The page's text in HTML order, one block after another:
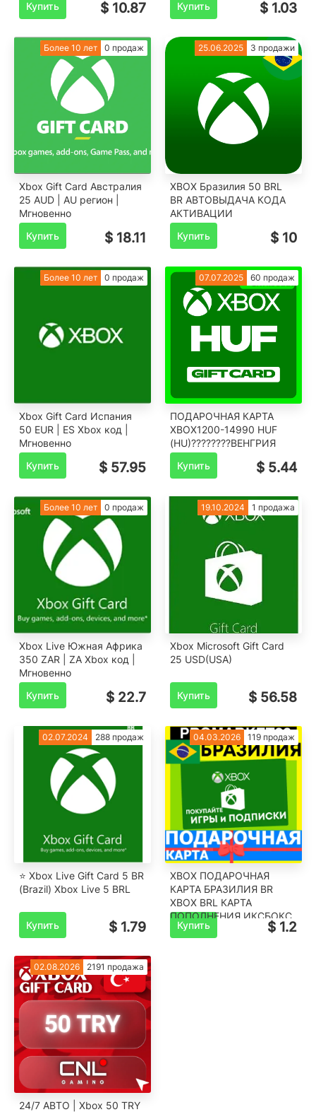
Купить $ 10.87 Купить $ 1.03
Более 10 лет 0 продаж
Xbox Gift Card Австралия
25 AUD | AU регион |
Мгновенно
Купить
$ 18.11
25.06.2025 3 продажи
XBOX Бразилия 50 BRL
BR АВТОВЫДАЧА КОДА
АКТИВАЦИИ
Купить
$ 10
Более 10 лет 0 продаж
Xbox Gift Card Испания
50 EUR | ES Xbox код |
Мгновенно
Купить
$ 57.95
07.07.2025 60 продаж
ПОДАРОЧНАЯ КАРТА
XBOX1200-14990 HUF
(HU)????????ВЕНГРИЯ
Купить
$ 5.44
Более 10 лет 0 продаж
Xbox Live Южная Африка
350 ZAR | ZA Xbox код |
Мгновенно
Купить
$ 22.7
19.10.2024 1 продажа
Xbox Microsoft Gift Card
25 USD(USA)
Купить $ 56.58
02.07.2024 288 продаж
⭐️ Xbox Live Gift Card 5 BR
(Brazil) Xbox Live 5 BRL
Купить $ 1.79
04.03.2026 119 продаж
XBOX ПОДАРОЧНАЯ
КАРТА БРАЗИЛИЯ BR
XBOX BRL КАРТА
ПОПОЛНЕНИЯ ИКСБОКС
КОД Brazil
Купить $ 1.2
02.08.2026 2191 продажа
24/7 АВТО | Xbox 50 TRY